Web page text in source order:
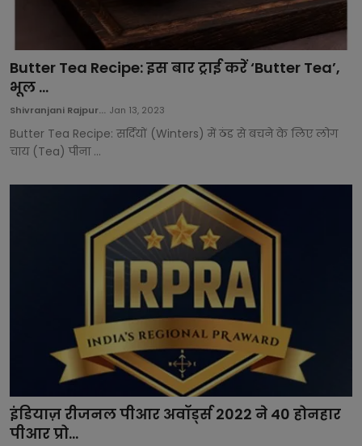
Butter Tea Recipe: इस बार ट्राई करें ‘Butter Tea’,
भूल ...
Shivranjani Rajpur... Jan 13, 2023
Butter Tea Recipe: सर्दियों (Winters) में ठंड से बचने के लिए लोग
चाय (Tea) पीना ...
इंडियाज़ रीजनल पीआर अवॉर्ड्स 2022 ने 40 होनहार
पीआर प्रो...